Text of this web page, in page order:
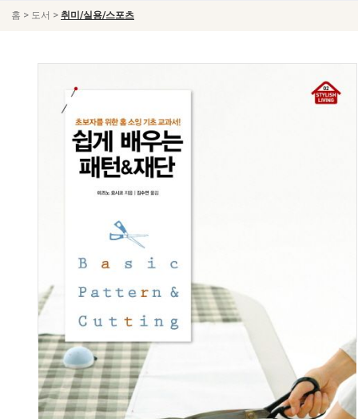
홈 > 도서 > 취미/실용/스포츠